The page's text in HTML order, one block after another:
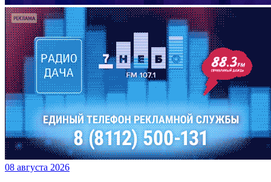
08 августа 2026